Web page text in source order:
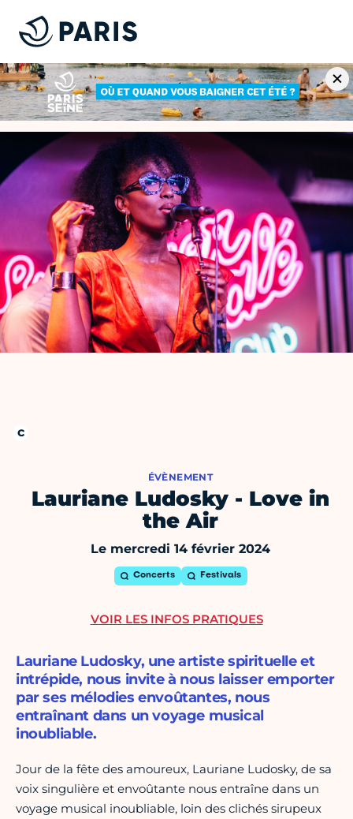
ÉVÈNEMENT
Lauriane Ludosky - Love in
the Air
Le mercredi 14 février 2024
Concerts Festivals
Lauriane Ludosky, une artiste spirituelle et
intrépide, nous invite à nous laisser emporter
par ses mélodies envoûtantes, nous
entraînant dans un voyage musical
inoubliable.
Jour de la fête des amoureux, Lauriane Ludosky, de sa
voix singulière et envoûtante nous entraîne dans un
voyage musical inoubliable, loin des clichés sirupeux
VOIR LES INFOS PRATIQUES